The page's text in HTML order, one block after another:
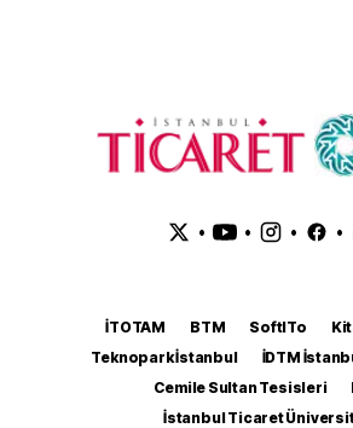
• • • •
İTOTAM BTM SoftITo
Teknopark İstanbul
İDTM
Cemile Sultan Tesisleri
İstanbul Ticaret